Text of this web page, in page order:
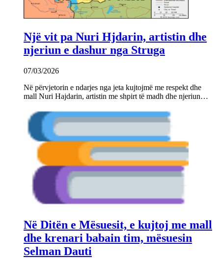
Një vit pa Nuri Hjdarin, artistin dhe
njeriun e dashur nga Struga
07/03/2026
Në përvjetorin e ndarjes nga jeta kujtojmë me respekt dhe
mall Nuri Hajdarin, artistin me shpirt të madh dhe njeriun…
Në Ditën e Mësuesit, e kujtoj me mall
dhe krenari babain tim, mësuesin
Selman Dauti